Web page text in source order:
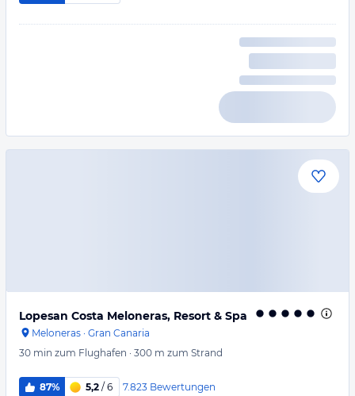
Lopesan Costa Meloneras, Resort & Spa
Meloneras · Gran Canaria
30 min zum Flughafen · 300 m zum Strand
87% 5,2 / 6 7.823 Bewertungen